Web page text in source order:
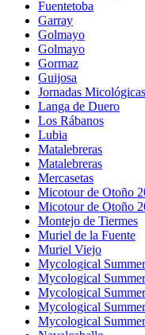
Fuentetoba
Garray
Golmayo
Golmayo
Gormaz
Guijosa
Jornadas Micológicas
Langa de Duero
Los Rábanos
Lubia
Matalebreras
Matalebreras
Mercasetas
Micotour de Otoño
Micotour de Otoño
Montejo de Tiermes
Muriel de la Fuente
Muriel Viejo
Mycological
Mycological
Mycological
Mycological
Mycological